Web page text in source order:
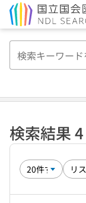
検索結果